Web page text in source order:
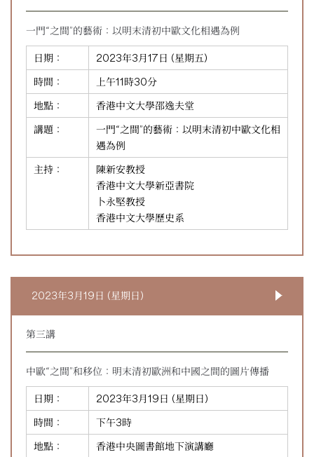
一門“之間”的藝術：以明末清初中歐文化相遇為例
日期：
2023年3月17日 (星期五)
時間：
上午11時30分
地點：
香港中文大學邵逸夫堂
講題：
一門“之間”的藝術：以明末清初中歐文化相
遇為例
主持：
陳新安教授
香港中文大學新亞書院
卜永堅教授
香港中文大學歷史系
2023年3月19日 (星期日)
第三講
中歐“之間”和移位：明末清初歐洲和中國之間的圖片傳播
日期：
2023年3月19日 (星期日)
時間：
下午3時
地點：
香港中央圖書館地下演講廳